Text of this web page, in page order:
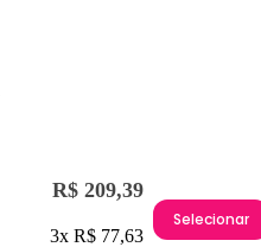
R$ 209,39
3x R$ 77,63
Selecionar